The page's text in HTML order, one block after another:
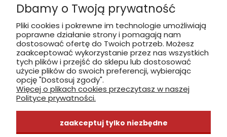
Płatność: gotówka, karta, BLIK
zobacz, jak dojechać
INFORMACJE
ZAKUPY
Dbamy o Twoją prywatność
Pliki cookies i pokrewne im technologie umożliwiają
poprawne działanie strony i pomagają nam
dostosować ofertę do Twoich potrzeb. Możesz
zaakceptować wykorzystanie przez nas wszystkich
tych plików i przejść do sklepu lub dostosować
użycie plików do swoich preferencji, wybierając
opcję "Dostosuj zgody".
Więcej o plikach cookies przeczytasz w naszej
Polityce prywatności.
zaakceptuj tylko niezbędne